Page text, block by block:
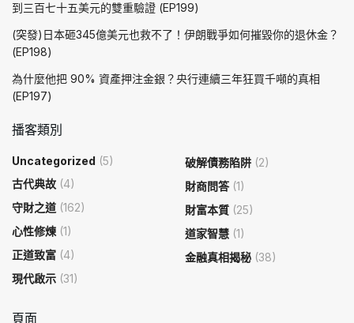
到三百七十五美元的雙重驗證 (EP199)
(突發)日本砸345億美元也救不了！伊朗戰爭如何摧毀你的退休金？
(EP198)
為什麼他把 90% 資產押注金銀？央行連續三年狂買千噸的真相
(EP197)
播客類別
Uncategorized (5)
古代典故 (4)
守財之道 (162)
心性修煉 (1)
正道致富 (4)
現代啟示 (31)
破解債務陷阱 (2)
財商問答(1)
財富本質 (25)
道家智慧 (1)
金融真相揭秘 (38)
頁面